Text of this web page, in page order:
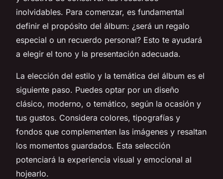
inolvidables. Para comenzar, es fundamental
definir el propósito del álbum: ¿será un regalo
especial o un recuerdo personal? Esto te ayudará
a elegir el tono y la presentación adecuada.
La elección del estilo y la temática del álbum es el
siguiente paso. Puedes optar por un diseño
clásico, moderno, o temático, según la ocasión y
tus gustos. Considera colores, tipografías y
fondos que complementen las imágenes y resaltan
los momentos guardados. Esta selección
potenciará la experiencia visual y emocional al
hojearlo.